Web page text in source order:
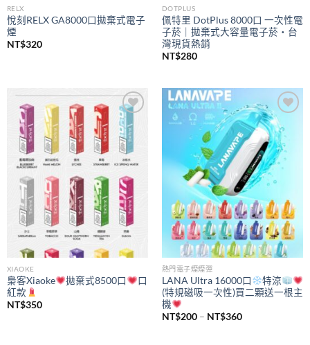
RELX
悅刻RELX GA8000口拋棄式電子
煙
NT$320
DOTPLUS
佩特里 DotPlus 8000口 一次性電
子菸｜拋棄式大容量電子菸・台
灣現貨熱銷
NT$280
Add to
wishlist
XIAOKE
梟客Xiaoke 拋棄式8500口
口
紅款
NT$350
Add to
wishlist
熱門電子煙煙彈
LANA Ultra 16000口
特涼
(特規磁吸一次性)買二顆送一根主
機
NT$200 – NT$360價